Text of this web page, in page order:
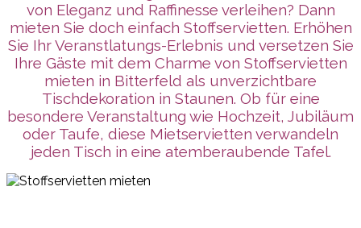
von Eleganz und Raffinesse verleihen? Dann
mieten Sie doch einfach Stoffservietten. Erhöhen
Sie Ihr Veranstlatungs-Erlebnis und versetzen Sie
Ihre Gäste mit dem Charme von Stoffservietten
mieten in Bitterfeld als unverzichtbare
Tischdekoration in Staunen. Ob für eine
besondere Veranstaltung wie Hochzeit, Jubiläum
oder Taufe, diese Mietservietten verwandeln
jeden Tisch in eine atemberaubende Tafel.